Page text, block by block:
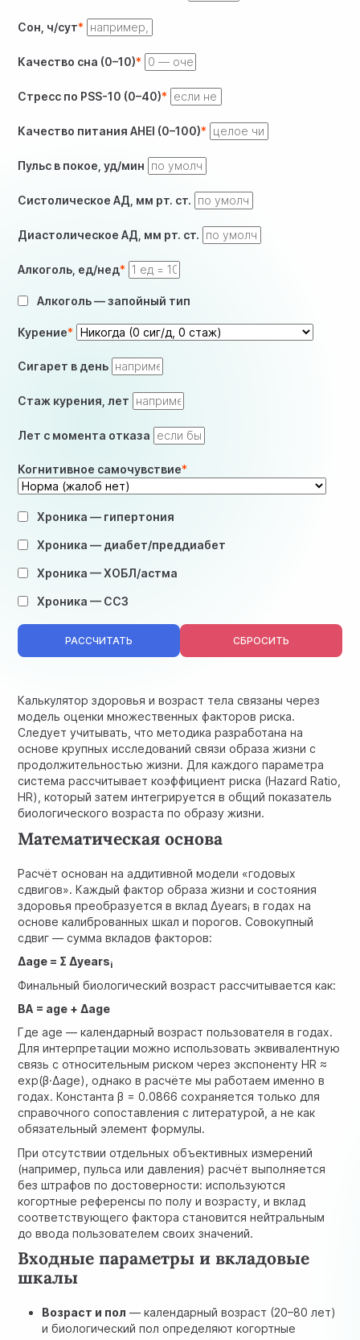
Сон, ч/сут
Качество сна (0–10)
Стресс по PSS-10 (0–40)
Качество питания AHEI (0–100)
Пульс в покое, уд/мин
Систолическое АД, мм рт. ст.
Диастолическое АД, мм рт. ст.
Алкоголь, ед/нед
Алкоголь — запойный тип
Курение
Сигарет в день
Стаж курения, лет
Лет с момента отказа
Когнитивное самочувствие
Хроника — гипертония
Хроника — диабет/преддиабет
Хроника — ХОБЛ/астма
Хроника — ССЗ
РАССЧИТАТЬ СБРОСИТЬ
Калькулятор здоровья и возраст тела связаны через
модель оценки множественных факторов риска.
Следует учитывать, что методика разработана на
основе крупных исследований связи образа жизни с
продолжительностью жизни. Для каждого параметра
система рассчитывает коэффициент риска (Hazard Ratio,
HR), который затем интегрируется в общий показатель
биологического возраста по образу жизни.
Математическая основа
Расчёт основан на аддитивной модели «годовых
сдвигов». Каждый фактор образа жизни и состояния
здоровья преобразуется в вкладΔyearsi в годах на
основе калиброванных шкал и порогов. Совокупный
сдвиг — сумма вкладов факторов:
Δage = Σ Δyearsi
Финальный биологический возраст рассчитывается как:
BA = age + Δage
Гдеage — календарный возраст пользователя в годах.
Для интерпретации можно использовать эквивалентную
связь с относительным риском через экспонентуHR ≈
exp(β·Δage) , однако в расчёте мы работаем именно в
годах. Константаβ = 0.0866 сохраняется только для
справочного сопоставления с литературой, а не как
обязательный элемент формулы.
При отсутствии отдельных объективных измерений
(например, пульса или давления) расчёт выполняется
без штрафов по достоверности: используются
когортные референсы по полу и возрасту, и вклад
соответствующего фактора становится нейтральным
до ввода пользователем своих значений.
Входные параметры и вкладовые
шкалы
Возраст и пол — календарный возраст (20–80 лет)
и биологический пол определяют когортные